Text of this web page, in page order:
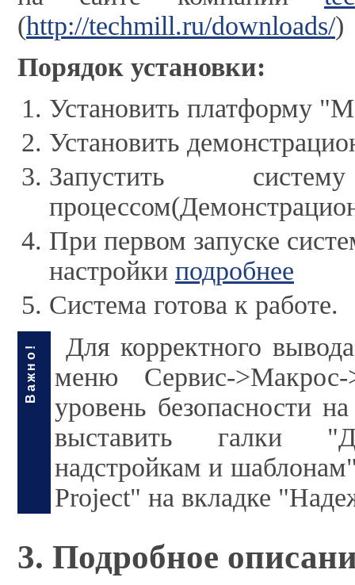
(http://techmill.ru/downloads/)
Порядок установки:
Установить платформу
Установить
Запустить
При первом запуске
настройки подробнее
Система готова к работе.
Важно!
Для корректного
меню Сервис->Макрос-
уровень безопасности
выставить галки
надстройкам и
Project" на вкладке
3. Подробное